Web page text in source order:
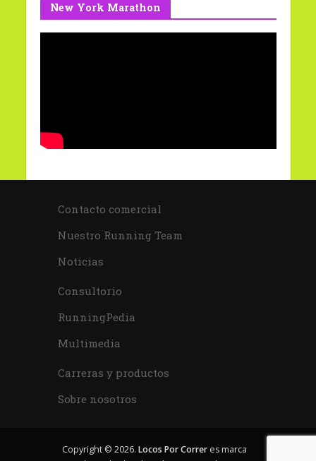
New York Marathon
Contacto comercial
Nuestro Running Team
Noticias
Consultorio
RunningPedia
Multimedia
Carreras y productos
Sobre nosotros
Copyright © 2026. Locos Por Correr es marca